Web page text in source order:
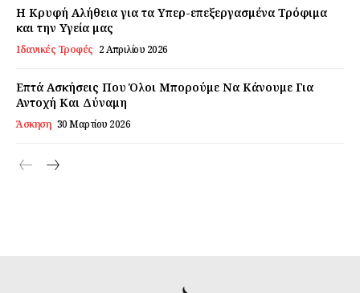
Ο λογαριασμός μου
Επικοινωνία
Η Κρυφή Αλήθεια για τα Υπερ-επεξεργασμένα Τρόφιμα
και την Υγεία μας
Ιδανικές Τροφές 2 Απριλίου 2026
Επτά Ασκήσεις Που Όλοι Μπορούμε Να Κάνουμε Για
Αντοχή Και Δύναμη
Άσκηση 30 Μαρτίου 2026